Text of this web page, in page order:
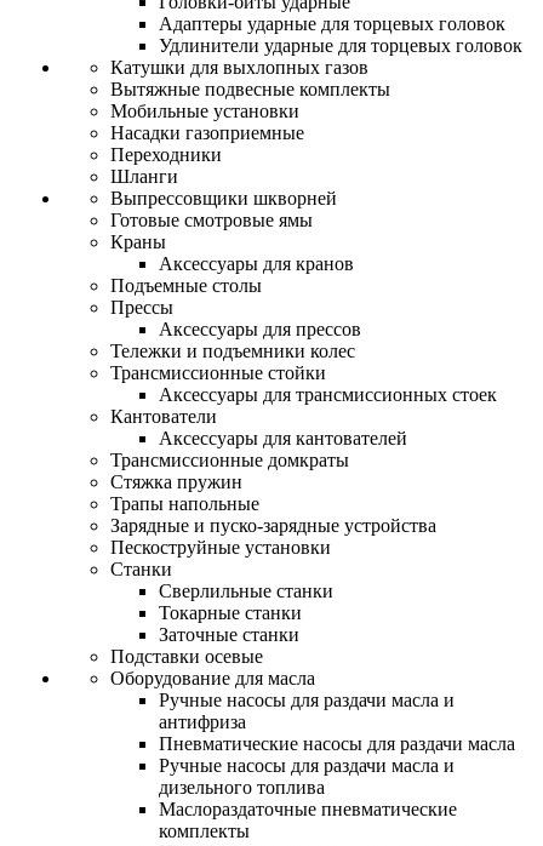
Адаптеры ударные для торцевых головок
Удлинители ударные для торцевых головок
Катушки для выхлопных газов
Вытяжные подвесные комплекты
Мобильные установки
Насадки газоприемные
Переходники
Шланги
Выпрессовщики шкворней
Готовые смотровые ямы
Краны
Аксессуары для кранов
Подъемные столы
Прессы
Аксессуары для прессов
Тележки и подъемники колес
Трансмиссионные стойки
Аксессуары для трансмиссионных стоек
Кантователи
Аксессуары для кантователей
Трансмиссионные домкраты
Стяжка пружин
Трапы напольные
Зарядные и пуско-зарядные устройства
Пескоструйные установки
Станки
Сверлильные станки
Токарные станки
Заточные станки
Подставки осевые
Оборудование для масла
Ручные насосы для раздачи масла и
антифриза
Пневматические насосы для раздачи масла
Ручные насосы для раздачи масла и
дизельного топлива
Маслораздаточные пневматические
комплекты